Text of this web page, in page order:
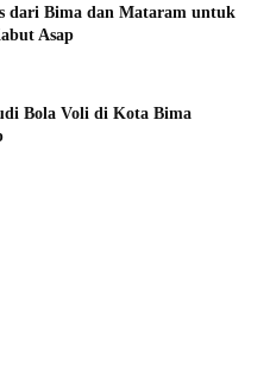
dari Bima dan Mataram untuk
Asap
Bola Voli di Kota Bima